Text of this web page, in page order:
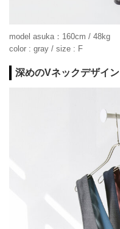
model asuka：160cm / 48kg
color : gray / size : F
深めのVネックデザイン